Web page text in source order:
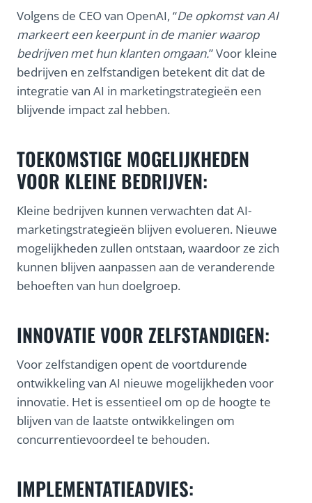
Volgens de CEO van OpenAI, “De opkomst van AI
markeert een keerpunt in de manier waarop
bedrijven met hun klanten omgaan.” Voor kleine
bedrijven en zelfstandigen betekent dit dat de
integratie van AI in marketingstrategieën een
blijvende impact zal hebben.
TOEKOMSTIGE MOGELIJKHEDEN
VOOR KLEINE BEDRIJVEN:
Kleine bedrijven kunnen verwachten dat AI-
marketingstrategieën blijven evolueren. Nieuwe
mogelijkheden zullen ontstaan, waardoor ze zich
kunnen blijven aanpassen aan de veranderende
behoeften van hun doelgroep.
INNOVATIE VOOR ZELFSTANDIGEN:
Voor zelfstandigen opent de voortdurende
ontwikkeling van AI nieuwe mogelijkheden voor
innovatie. Het is essentieel om op de hoogte te
blijven van de laatste ontwikkelingen om
concurrentievoordeel te behouden.
IMPLEMENTATIEADVIES: